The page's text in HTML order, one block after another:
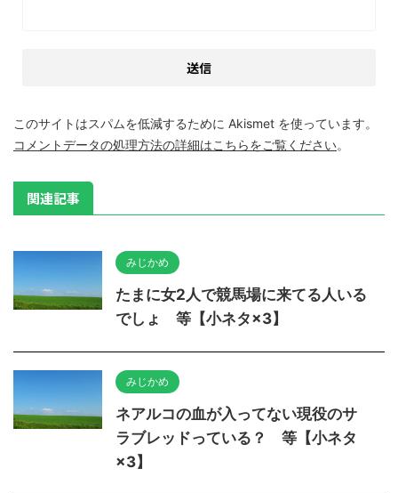
このサイトはスパムを低減するために Akismet を使っています。
コメントデータの処理方法の詳細はこちらをご覧ください。
関連記事
みじかめ
たまに女2人で競馬場に来てる人いる
でしょ 等【小ネタ×3】
みじかめ
ネアルコの血が入ってない現役のサ
ラブレッドっている？ 等【小ネタ
×3】